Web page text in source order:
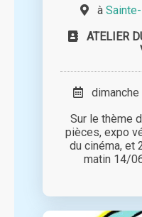
à
ATELIER
dimanche
Sur le thème
pièces, expo
du cinéma, et
matin 14/